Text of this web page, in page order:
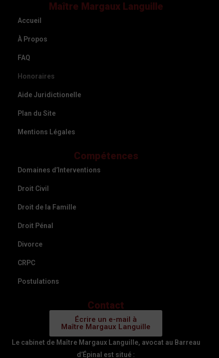
Maître Margaux Languille
Accueil
À Propos
FAQ
Honoraires
Aide Juridictionelle
Plan du Site
Mentions Légales
Compétences
Domaines d’Interventions
Droit Civil
Droit de la Famille
Droit Pénal
Divorce
CRPC
Postulations
Contact
Écrire un e-mail à
Maître Margaux Languille
Le cabinet de Maître Margaux Languille, avocat au Barreau
d’Épinal est situé :